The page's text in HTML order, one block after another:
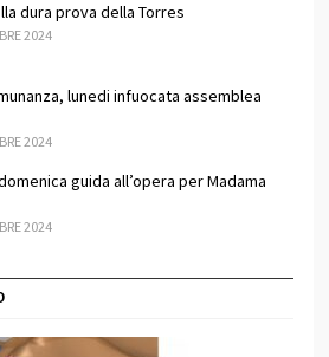
dura prova della Torres
2024
lunedi infuocata assemblea
2024
guida all’opera per Madama
2024